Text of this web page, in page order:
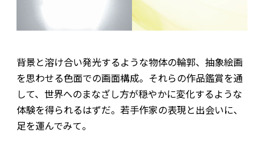
背景と溶け合い発光するような物体の輪郭、抽象絵画
を思わせる色面での画面構成。それらの作品鑑賞を通
して、世界へのまなざし方が穏やかに変化するような
体験を得られるはずだ。若手作家の表現と出会いに、
足を運んでみて。